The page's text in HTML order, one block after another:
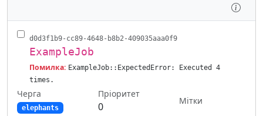
d0d3f1b9-cc89-4648-b8b2-409035aaa0f9
ExampleJob
Помилка: ExampleJob::ExpectedError: Executed 4
times.
Черга
elephants
Пріоритет
0
Мітки